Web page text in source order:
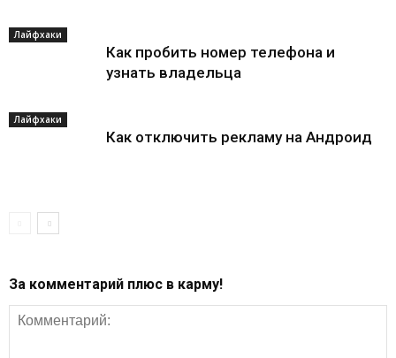
Лайфхаки
Как пробить номер телефона и
узнать владельца
Лайфхаки
Как отключить рекламу на Андроид
За комментарий плюс в карму!